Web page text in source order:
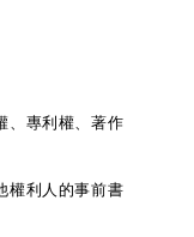
、專利權、著作
權利人的事前書